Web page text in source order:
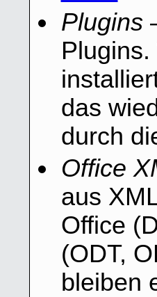
Plugins
das
durch
Office
aus
Office
(ODT,
bleiben